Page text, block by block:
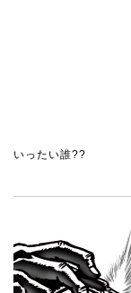
いったい誰??